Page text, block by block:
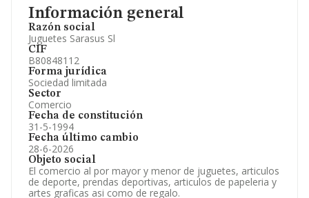
Información general
Razón social
Juguetes Sarasus Sl
CIF
B80848112
Forma jurídica
Sociedad limitada
Sector
Comercio
Fecha de constitución
31-5-1994
Fecha último cambio
28-6-2026
Objeto social
El comercio al por mayor y menor de juguetes, articulos
de deporte, prendas deportivas, articulos de papeleria y
artes graficas asi como de regalo.
Información oficial y registral complementaria.